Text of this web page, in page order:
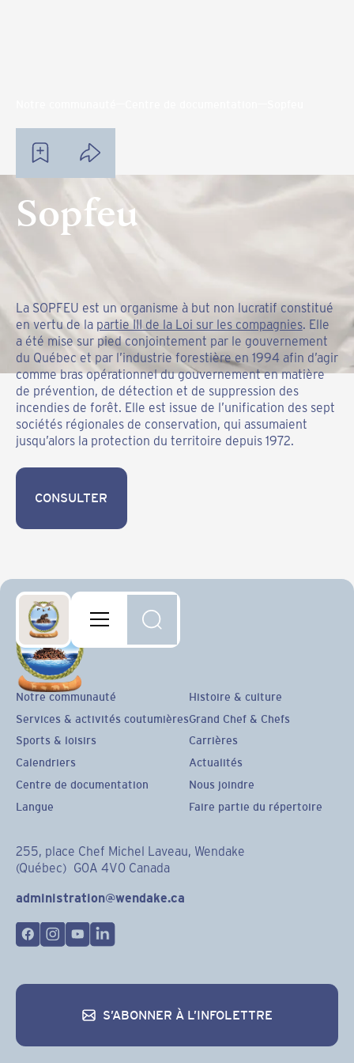
Sopfeu
La SOPFEU est un organisme à but non lucratif constitué
en vertu de la partie III de la Loi sur les compagnies. Elle
a été mise sur pied conjointement par le gouvernement
du Québec et par l’industrie forestière en 1994 afin d’agir
comme bras opérationnel du gouvernement en matière
de prévention, de détection et de suppression des
incendies de forêt. Elle est issue de l’unification des sept
sociétés régionales de conservation, qui assumaient
jusqu’alors la protection du territoire depuis 1972.
CONSULTER
CONSULTER
255, place Chef Michel Laveau, Wendake
(Québec) G0A 4V0 Canada
administration@wendake.ca
Notre communauté
Services & activités coutumières
Sports & loisirs
Calendriers
Centre de documentation
Langue
Histoire & culture
Grand Chef & Chefs
Carrières
Actualités
Nous joindre
Faire partie du répertoire
S’ABONNER À L’INFOLETTRE
S’abonner à l’infolettre